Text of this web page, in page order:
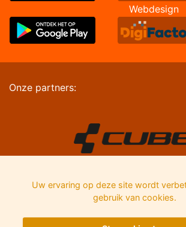
Webdesign
Onze partners:
Uw ervaring op deze site wordt
gebruik van cookies.